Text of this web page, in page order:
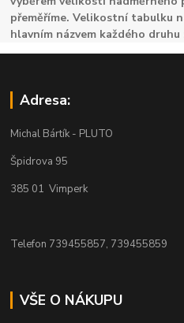
přeměříme. Velikostní tabulku
hlavním názvem každého druhu
Adresa:
Michal Bártík - PLUTO
Špidrova 95
385 01 Vimperk
Telefon 739455857, 739455859
VŠE O NÁKUPU